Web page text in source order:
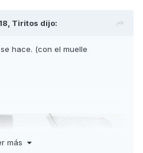
Tiritos dijo:
hace. (con el muelle
más